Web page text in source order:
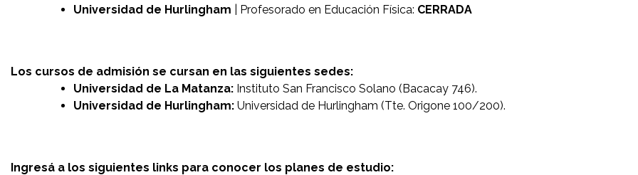
Universidad de Hurlingham
| Profesorado en Educación Física: CERRADA
Los cursos de admisión se cursan en las siguientes sedes:
Universidad de La Matanza: Instituto San Francisco Solano (Bacacay 746).
Universidad de Hurlingham: Universidad de Hurlingham (Tte. Origone 100/200).
Ingresá a los siguientes links para conocer los planes de estudio: